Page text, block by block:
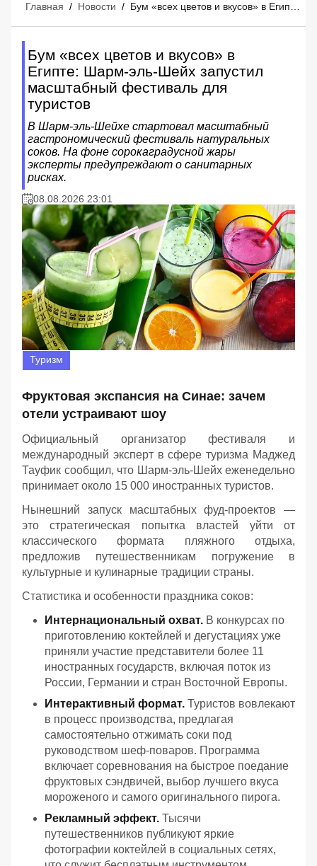
Главная / Новости /
Бум «всех цветов и вкусов» в
Египте: Шарм-эль-Шейх запустил
масштабный фестиваль для
туристов
В Шарм-эль-Шейхе стартовал масштабный
гастрономический фестиваль натуральных
соков. На фоне сорокаградусной жары
эксперты предупреждают о санитарных
рисках.
08.08.2026 23:01
Туризм
Фруктовая экспансия на Синае: зачем
отели устраивают шоу
Официальный организатор фестиваля и
международный эксперт в сфере туризма Маджед
Тауфик сообщил, что Шарм-эль-Шейх еженедельно
принимает около 15 000 иностранных туристов.
Нынешний запуск масштабных фуд-проектов —
это стратегическая попытка властей уйти от
классического формата пляжного отдыха,
предложив путешественникам погружение в
культурные и кулинарные традиции страны.
Статистика и особенности праздника соков:
Интернациональный охват. В конкурсах по
приготовлению коктейлей и дегустациях уже
приняли участие представители более 11
иностранных государств, включая поток из
России, Германии и стран Восточной Европы.
Интерактивный формат. Туристов вовлекают
в процесс производства, предлагая
самостоятельно отжимать соки под
руководством шеф-поваров. Программа
включает соревнования на быстрое поедание
фруктовых сэндвичей, выбор лучшего вкуса
мороженого и самого оригинального пирога.
Рекламный эффект. Тысячи
путешественников публикуют яркие
фотографии коктейлей в социальных сетях,